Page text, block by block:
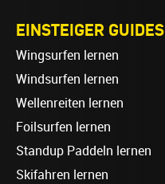
EINSTEIGER GUIDES
Wingsurfen lernen
Windsurfen lernen
Wellenreiten lernen
Foilsurfen lernen
Standup Paddeln lernen
Skifahren lernen